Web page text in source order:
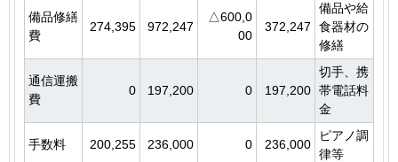
備品修繕
費
274,395 972,247
△600,0
00
372,247
備品や給
食器材の
修繕
通信運搬
費
0 197,200 0 197,200
切手、携
帯電話料
金
手数料 200,255 236,000 0 236,000
ピアノ調
律等